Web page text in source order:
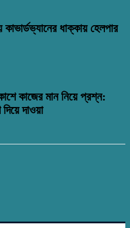
ধাক্কায় হেলপার
কাজের মান নিয়ে প্রশ্ন:
দাওয়া